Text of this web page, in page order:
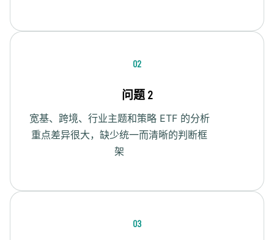
02
问题 2
宽基、跨境、行业主题和策略 ETF 的分析
重点差异很大，缺少统一而清晰的判断框
架
03